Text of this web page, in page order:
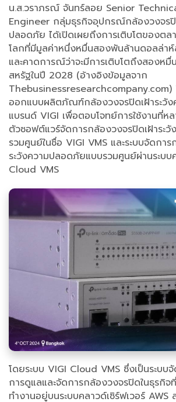
น.ส.วราภรณ์ จันทร์ลอย Senior
Engineer กลุ่มธุรกิจอุปกรณ์กล้องวงจรปิ
ปลอดภัย ได้เปิดเผยถึงการเติบโตของต
โลกที่มีมูลค่าหนึ่งหมื่นสองพันล้านดอลล่า
และคาดการณ์ว่าจะมีการเติบโตถึงสองห
สหรัฐในปี 2028 (อ้างอิงข้อมูลจาก
ออกแบบผลิตภัณฑ์กล้องวงจรปิดเฝ้าระวั
แบรนด์ VIGI เพื่อตอบโจทย์การใช้งานที่ห
ตัวซอฟต์แวร์จัดการกล้องวงจรปิดเฝ้าระ
รวมศูนย์ในชื่อ VIGI VMS และระบบจัดกา
ระวังความปลอดภัยแบบรวมศูนย์ผ่านระบบ
Cloud VMS
โดยระบบ VIGI Cloud VMS ซึ่งเป็นระบบ
การดูแลและจัดการกล้องวงจรปิดในธุรกิ
ทำงานอยู่บนระบบคลาวด์เซิร์ฟเวอร์ AWS